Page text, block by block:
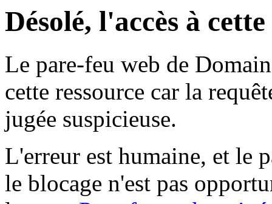
Désolé, l'accès à
Le pare-feu web de
cette ressource car la
jugée suspicieuse.
L'erreur est humaine, et le
le blocage n'est pas